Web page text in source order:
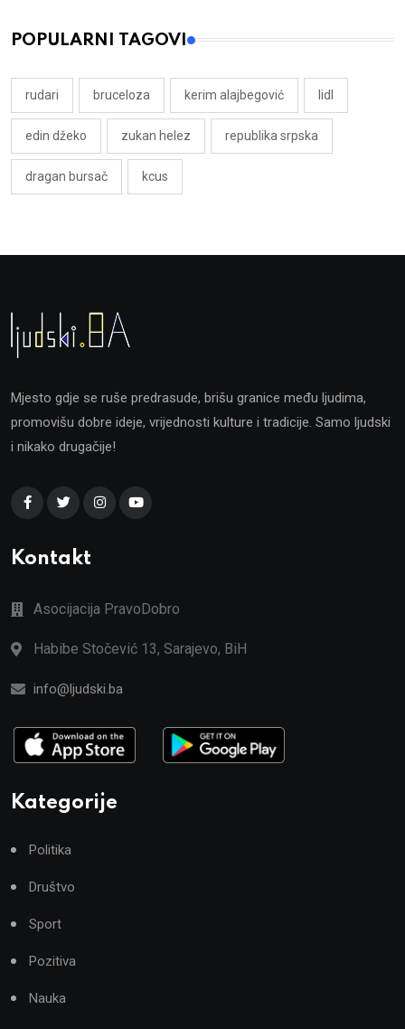
POPULARNI TAGOVI
rudari bruceloza kerim alajbegović lidl
edin džeko zukan helez republika srpska
dragan bursač kcus
Mjesto gdje se ruše predrasude, brišu granice među ljudima,
promovišu dobre ideje, vrijednosti kulture i tradicije. Samo ljudski
i nikako drugačije!
Kontakt
Asocijacija PravoDobro
Habibe Stočević 13, Sarajevo, BiH
info@ljudski.ba
Kategorije
Politika
Društvo
Sport
Pozitiva
Nauka